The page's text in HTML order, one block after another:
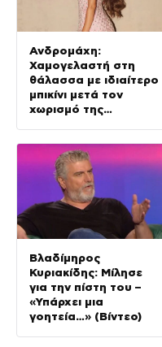
Ανδρομάχη:
Χαμογελαστή στη
θάλασσα με ιδιαίτερο
μπικίνι μετά τον
χωρισμό της
Βλαδίμηρος
Κυριακίδης: Μίλησε
για την πίστη του –
«Υπάρχει μια
γοητεία…» (Βίντεο)